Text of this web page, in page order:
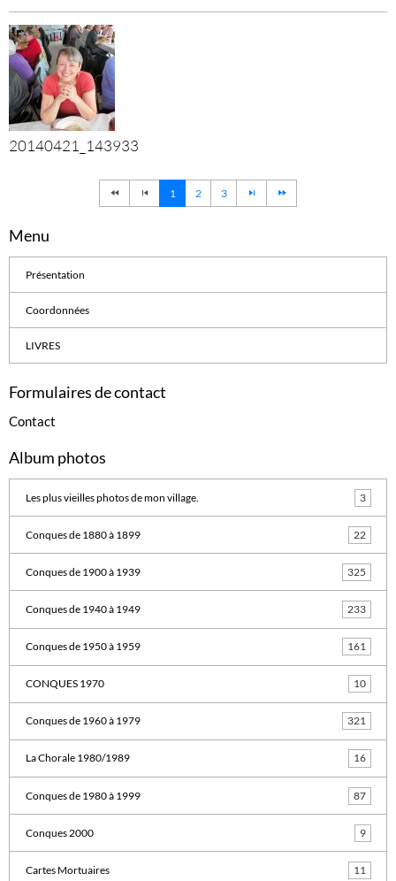
20140421_143933
1 2 3
Menu
Présentation
Coordonnées
LIVRES
Formulaires de contact
Contact
Album photos
Les plus vieilles photos de mon village. 3
Conques de 1880 à 1899 22
Conques de 1900 à 1939 325
Conques de 1940 à 1949 233
Conques de 1950 à 1959 161
CONQUES 1970 10
Conques de 1960 à 1979 321
La Chorale 1980/1989 16
Conques de 1980 à 1999 87
Conques 2000 9
Cartes Mortuaires 11